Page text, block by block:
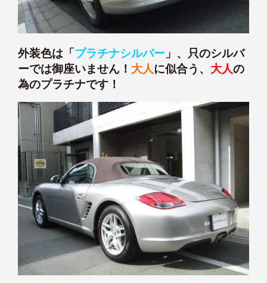
外装色は「 プラチナシルバー 」、只のシルバ
ーでは御座いません！ 大人に似合う、 大人の
為のプラチナです！